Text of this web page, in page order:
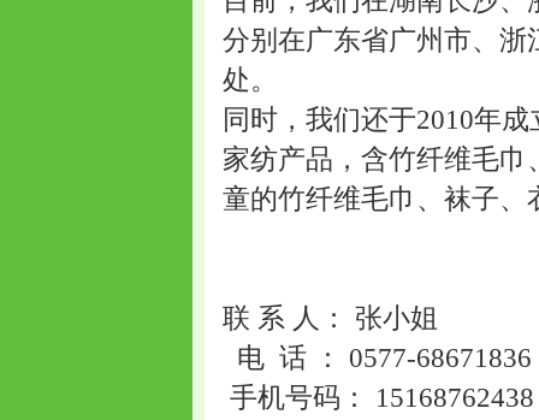
分别在广东省广州市、
处。
同时，我们还于2010年
家纺产品，含竹纤维毛
童的竹纤维毛巾、袜子、
联 系 人： 张小姐
电 话 ： 0577-
手机号码： 15168762438